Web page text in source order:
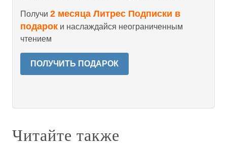
Получи 2 месяца Литрес Подписки в
подарок и наслаждайся неограниченным
чтением
ПОЛУЧИТЬ ПОДАРОК
Читайте также